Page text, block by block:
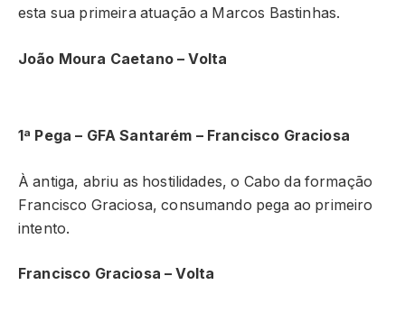
esta sua primeira atuação a Marcos Bastinhas.
João Moura Caetano – Volta
1ª Pega – GFA Santarém – Francisco Graciosa
À antiga, abriu as hostilidades, o Cabo da formação
Francisco Graciosa, consumando pega ao primeiro
intento.
Francisco Graciosa – Volta